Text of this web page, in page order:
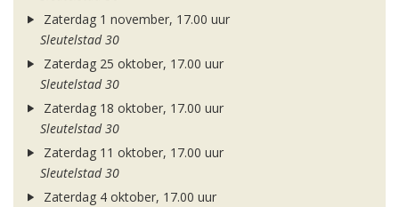
Zaterdag 1 november, 17.00 uur
Sleutelstad 30
Zaterdag 25 oktober, 17.00 uur
Sleutelstad 30
Zaterdag 18 oktober, 17.00 uur
Sleutelstad 30
Zaterdag 11 oktober, 17.00 uur
Sleutelstad 30
Zaterdag 4 oktober, 17.00 uur